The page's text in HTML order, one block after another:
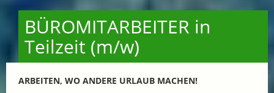
BÜROMITARBEITER in
Teilzeit (m/w)
ARBEITEN, WO ANDERE URLAUB MACHEN!